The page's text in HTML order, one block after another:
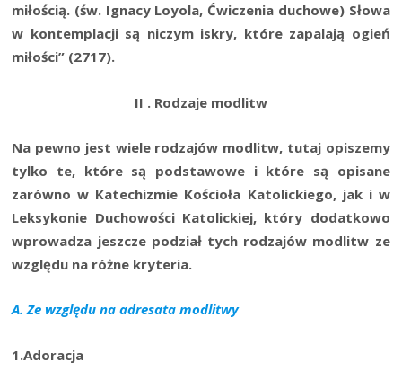
miło­ścią. (św. Igna­cy Loy­ola, Ćwi­cze­nia ducho­we) Sło­wa
w kon­tem­pla­cji są niczym iskry, któ­re zapa­la­ją ogień
miło­ści” (2717).
II . Rodza­je modlitw
Na pew­no jest wie­le rodza­jów modlitw, tutaj opi­sze­my
tyl­ko te, któ­re są pod­sta­wo­we i któ­re są opi­sa­ne
zarów­no w Kate­chi­zmie Kościo­ła Kato­lic­kie­go, jak i w
Lek­sy­ko­nie Ducho­wo­ści Kato­lic­kiej, któ­ry dodat­ko­wo
wpro­wa­dza jesz­cze podział tych rodza­jów modlitw ze
wzglę­du na róż­ne kryteria.
A. Ze wzglę­du na adre­sa­ta modlitwy
1.Adoracja